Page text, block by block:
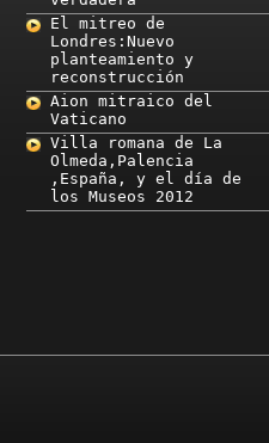
El mitreo de
Londres:Nuevo
planteamiento y
reconstrucción
Aion mitraico del
Vaticano
Villa romana de La
Olmeda,Palencia
,España, y el día de
los Museos 2012